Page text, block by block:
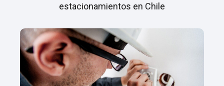
estacionamientos en Chile